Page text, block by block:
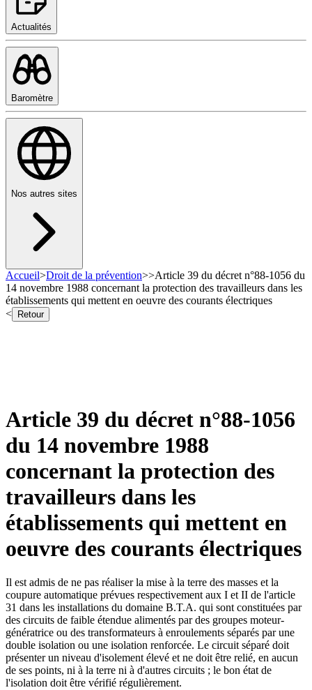
Actualités
Baromètre
Nos autres sites
Accueil>Droit de la prévention>>Article 39 du décret n°88-1056 du
14 novembre 1988 concernant la protection des travailleurs dans les
établissements qui mettent en oeuvre des courants électriques
<
Retour
Article 39 du décret n°88-1056
du 14 novembre 1988
concernant la protection des
travailleurs dans les
établissements qui mettent en
oeuvre des courants électriques
Il est admis de ne pas réaliser la mise à la terre des masses et la
coupure automatique prévues respectivement aux I et II de l'article
31 dans les installations du domaine B.T.A. qui sont constituées par
des circuits de faible étendue alimentés par des groupes moteur-
génératrice ou des transformateurs à enroulements séparés par une
double isolation ou une isolation renforcée. Le circuit séparé doit
présenter un niveau d'isolement élevé et ne doit être relié, en aucun
de ses points, ni à la terre ni à d'autres circuits ; le bon état de
l'isolation doit être vérifié régulièrement.